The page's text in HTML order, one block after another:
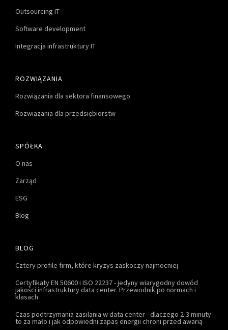
Outsourcing IT
Software development
Integracja infrastruktury IT
ROZWIĄZANIA
Rozwiązania dla sektora finansowego
Rozwiązania dla przedsiębiorstw
SPÓŁKA
O nas
Zarząd
ESG
Blog
BLOG
Cztery profile firm, które kryzys zaskoczy najmocniej
Certyfikaty EN 50600 i ISO 22237 - jedyny wiarygodny dowód
jakości infrastruktury data center. Przewodnik po normach i
klasach
Czas podtrzymania zasilania w data center - dlaczego 2-3 minuty
to za mało i jak odpowiedni zapas energii chroni przed awarią